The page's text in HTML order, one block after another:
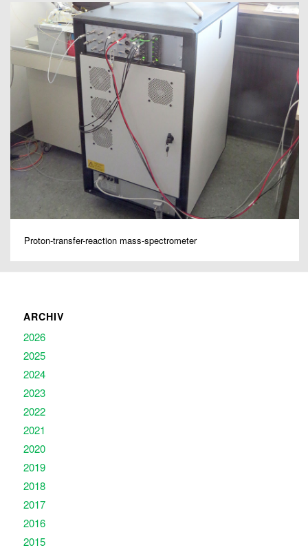
Proton-transfer-reaction mass-spectrometer
ARCHIV
2026
2025
2024
2023
2022
2021
2020
2019
2018
2017
2016
2015